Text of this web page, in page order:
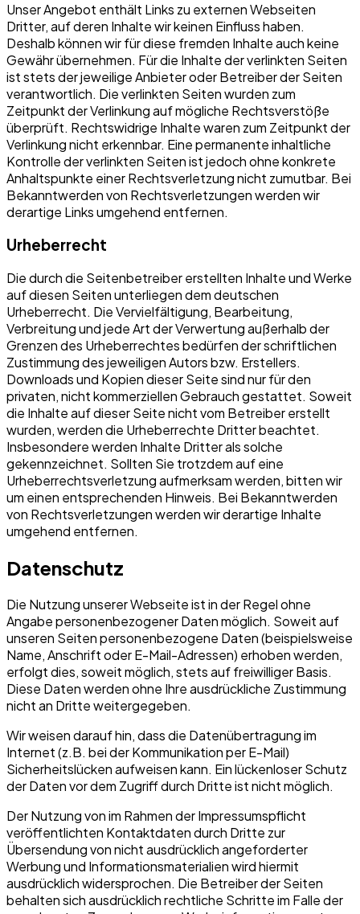
Unser Angebot enthält Links zu externen Webseiten
Dritter, auf deren Inhalte wir keinen Einfluss haben.
Deshalb können wir für diese fremden Inhalte auch keine
Gewähr übernehmen. Für die Inhalte der verlinkten Seiten
ist stets der jeweilige Anbieter oder Betreiber der Seiten
verantwortlich. Die verlinkten Seiten wurden zum
Zeitpunkt der Verlinkung auf mögliche Rechtsverstöße
überprüft. Rechtswidrige Inhalte waren zum Zeitpunkt der
Verlinkung nicht erkennbar. Eine permanente inhaltliche
Kontrolle der verlinkten Seiten ist jedoch ohne konkrete
Anhaltspunkte einer Rechtsverletzung nicht zumutbar. Bei
Bekanntwerden von Rechtsverletzungen werden wir
derartige Links umgehend entfernen.
Urheberrecht
Die durch die Seitenbetreiber erstellten Inhalte und Werke
auf diesen Seiten unterliegen dem deutschen
Urheberrecht. Die Vervielfältigung, Bearbeitung,
Verbreitung und jede Art der Verwertung außerhalb der
Grenzen des Urheberrechtes bedürfen der schriftlichen
Zustimmung des jeweiligen Autors bzw. Erstellers.
Downloads und Kopien dieser Seite sind nur für den
privaten, nicht kommerziellen Gebrauch gestattet. Soweit
die Inhalte auf dieser Seite nicht vom Betreiber erstellt
wurden, werden die Urheberrechte Dritter beachtet.
Insbesondere werden Inhalte Dritter als solche
gekennzeichnet. Sollten Sie trotzdem auf eine
Urheberrechtsverletzung aufmerksam werden, bitten wir
um einen entsprechenden Hinweis. Bei Bekanntwerden
von Rechtsverletzungen werden wir derartige Inhalte
umgehend entfernen.
Datenschutz
Die Nutzung unserer Webseite ist in der Regel ohne
Angabe personenbezogener Daten möglich. Soweit auf
unseren Seiten personenbezogene Daten (beispielsweise
Name, Anschrift oder E-Mail-Adressen) erhoben werden,
erfolgt dies, soweit möglich, stets auf freiwilliger Basis.
Diese Daten werden ohne Ihre ausdrückliche Zustimmung
nicht an Dritte weitergegeben.
Wir weisen darauf hin, dass die Datenübertragung im
Internet (z.B. bei der Kommunikation per E-Mail)
Sicherheitslücken aufweisen kann. Ein lückenloser Schutz
der Daten vor dem Zugriff durch Dritte ist nicht möglich.
Der Nutzung von im Rahmen der Impressumspflicht
veröffentlichten Kontaktdaten durch Dritte zur
Übersendung von nicht ausdrücklich angeforderter
Werbung und Informationsmaterialien wird hiermit
ausdrücklich widersprochen. Die Betreiber der Seiten
behalten sich ausdrücklich rechtliche Schritte im Falle der